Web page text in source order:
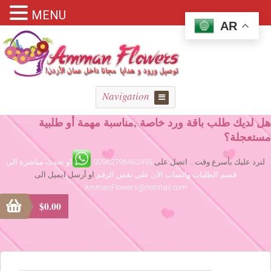
Navigation
هل لديك طلب باقة ورد خاصة ,مناسبة مهمة أو طلبية
مستعجلة؟
لنرد عليك بأسرع وقت... اتصل على 00962796462495
او تحدث مباشرة الى
قسم الطلبات واتساب الآن على نفس الرقم او أرسل ايميل الى
AmmanFlowers@hotmail.com
$0.00
AR
MENU